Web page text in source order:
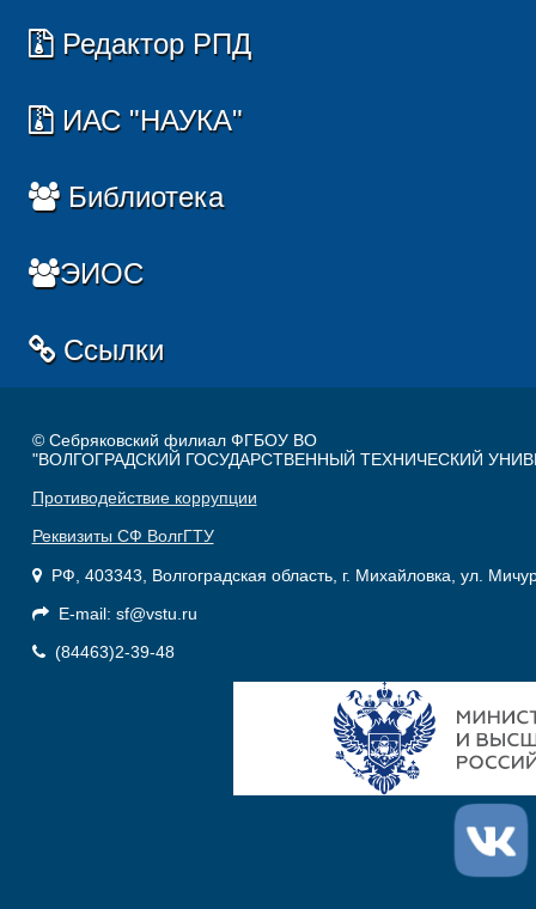
Редактор РПД
ИАС "НАУКА"
Библиотека
ЭИОС
Ссылки
© Себряковский филиал ФГБОУ ВО
"ВОЛГОГРАДСКИЙ ГОСУДАРСТВЕННЫЙ ТЕХНИЧЕСКИЙ
Противодействие коррупции
Реквизиты СФ ВолгГТУ
РФ, 403343, Волгоградская область, г. Михайловка, ул.
E-mail: sf@vstu.ru
(84463)2-39-48